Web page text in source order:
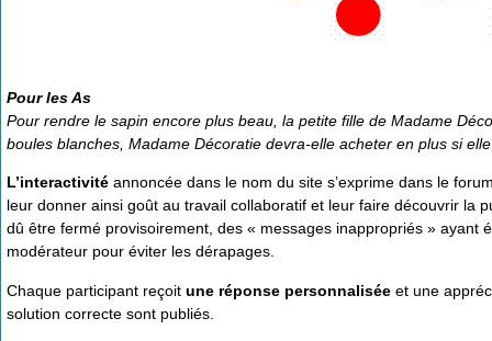
Pour les As
Pour rendre le sapin encore plus beau, la petite fille de Madame
boules blanches, Madame Décoratie devra-elle acheter en plus si
L’interactivité annoncée dans le nom du site s’exprime dans le
leur donner ainsi goût au travail collaboratif et leur faire découvrir la
dû être fermé provisoirement, des « messages inappropriés »
modérateur pour éviter les dérapages.
Chaque participant reçoit une réponse personnalisée et une
solution correcte sont publiés.